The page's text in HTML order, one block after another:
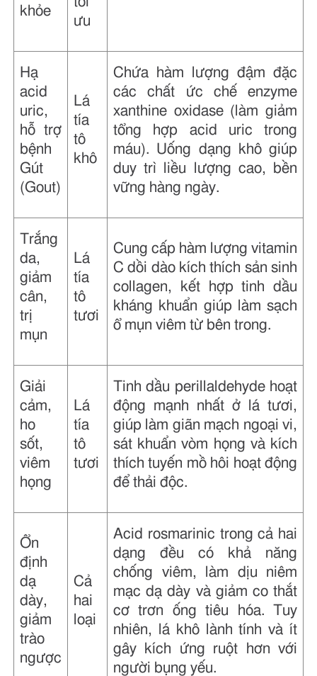
khỏe
ưu
Hạ
acid
uric,
hỗ trợ
bệnh
Gút
(Gout)
Lá
tía
tô
khô
Chứa hàm lượng đậm đặc
các chất ức chế enzyme
xanthine oxidase (làm giảm
tổng hợp acid uric trong
máu). Uống dạng khô giúp
duy trì liều lượng cao, bền
vững hàng ngày.
Trắng
da,
giảm
cân,
trị
mụn
Lá
tía
tô
tươi
Cung cấp hàm lượng vitamin
C dồi dào kích thích sản sinh
collagen, kết hợp tinh dầu
kháng khuẩn giúp làm sạch
ổ mụn viêm từ bên trong.
Giải
cảm,
ho
sốt,
viêm
họng
Lá
tía
tô
tươi
Tinh dầu perillaldehyde hoạt
động mạnh nhất ở lá tươi,
giúp làm giãn mạch ngoại vi,
sát khuẩn vòm họng và kích
thích tuyến mồ hôi hoạt động
để thải độc.
Ổn
định
dạ
dày,
giảm
trào
ngược
Cả
hai
loại
Acid rosmarinic trong cả hai
dạng đều có khả năng
chống viêm, làm dịu niêm
mạc dạ dày và giảm co thắt
cơ trơn ống tiêu hóa. Tuy
nhiên, lá khô lành tính và ít
gây kích ứng ruột hơn với
người bụng yếu.